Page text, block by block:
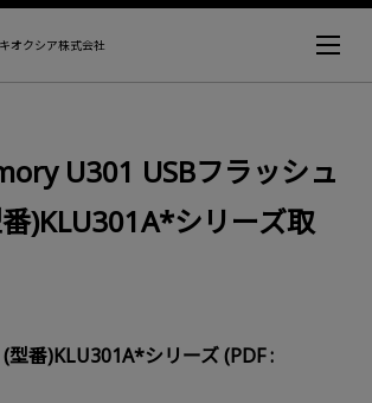
キオクシア株式会社
U301 USBフラッシュ
)KLU301A*シリーズ取
型番)KLU301A*シリーズ (PDF :